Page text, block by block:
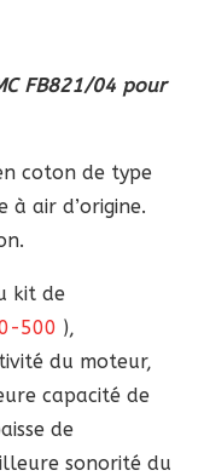
€.
FB821/04 pour
coton de type
air d’origine.
kit de
500 ),
du moteur,
capacité de
de
sonorité du